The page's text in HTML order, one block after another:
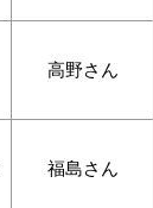
高野さん
福島さん